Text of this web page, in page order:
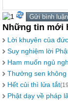
Những tin mới
Lời khuyên của
Suy nghiệm lời
Ham muốn ngủ
Thưởng sen
Hết củi thì lửa tắt
Phật dạy về pháp